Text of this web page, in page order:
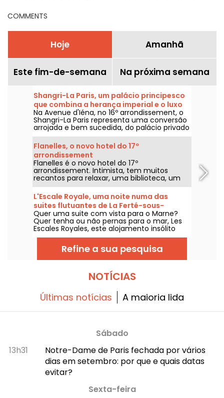
COMMENTS
Hoje Amanhã
Este fim-de-semana Na próxima semana
Shangri-La Paris, um palácio principesco
que combina a herança imperial e o luxo
asiático na Avenue d'Iéna
Na Avenue d'Iéna, no 16º arrondissement, o
Shangri-La Paris representa uma conversão
arrojada e bem sucedida, do palácio privado
do Príncipe Roland Bonaparte para um hotel
classificado como Monumento Histórico e
um palácio distinto.
Flanelles, o novo hotel do 17º
arrondissement
Flanelles é o novo hotel do 17º
arrondissement. Intimista, tem muitos
recantos para relaxar, uma biblioteca, um
bar de cocktails, um spa e um restaurante
dirigido pelo chefe Thierry Alix.
L'Escale Royale, uma noite numa das
suites flutuantes de La Ferté-sous-
Jouarre (77)
Quer uma suite com vista para o Marne?
Quer tenha ou não pernas para o mar, Les
Escales Royales, este alojamento insólito
sobre a água, oferece-lhe a possibilidade de
passar uma noite (ou mais, se preferir)
numa das suas suites flutuantes perto de La
Ferté-sous-Jouarre.
Refine a sua pesquisa
NOTÍCIAS
Últimas notícias A maioria lida
Sábado
13h31
Notre-Dame de Paris fechada por vários
dias em setembro: por que e quais datas
evitar?
Sexta-feira